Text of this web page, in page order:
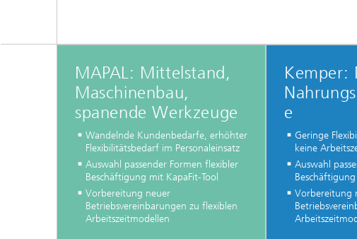
MAPAL: Mittelstand,
Maschinenbau,
spanende Werkzeuge
Wandelnde Kundenbedarfe, erhöhter
Flexibilitätsbedarf im Personaleinsatz
Auswahl passender Formen flexibler
Beschäftigung mit KapaFit-Tool
Vorbereitung neuer
Betriebsvereinbarungen zu flexiblen
Arbeitszeitmodellen
Kemper:
e
Geringe
keine
Auswahl
Vorbereitung